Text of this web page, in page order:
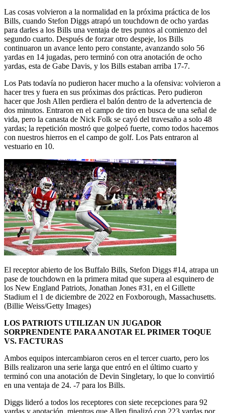
Las cosas volvieron a la normalidad en la próxima práctica de los
Bills, cuando Stefon Diggs atrapó un touchdown de ocho yardas
para darles a los Bills una ventaja de tres puntos al comienzo del
segundo cuarto. Después de forzar otro despeje, los Bills
continuaron un avance lento pero constante, avanzando solo 56
yardas en 14 jugadas, pero terminó con otra anotación de ocho
yardas, esta de Gabe Davis, y los Bills estaban arriba 17-7.
Los Pats todavía no pudieron hacer mucho a la ofensiva: volvieron a
hacer tres y fuera en sus próximas dos prácticas. Pero pudieron
hacer que Josh Allen perdiera el balón dentro de la advertencia de
dos minutos. Entraron en el campo de tiro en busca de una señal de
vida, pero la canasta de Nick Folk se cayó del travesaño a solo 48
yardas; la repetición mostró que golpeó fuerte, como todos hacemos
con nuestros hierros en el campo de golf. Los Pats entraron al
vestuario en 10.
El receptor abierto de los Buffalo Bills, Stefon Diggs #14, atrapa un
pase de touchdown en la primera mitad que supera al esquinero de
los New England Patriots, Jonathan Jones #31, en el Gillette
Stadium el 1 de diciembre de 2022 en Foxborough, Massachusetts.
(Billie Weiss/Getty Images)
LOS PATRIOTS UTILIZAN UN JUGADOR
SORPRENDENTE PARA ANOTAR EL PRIMER TOQUE
VS. FACTURAS
Ambos equipos intercambiaron ceros en el tercer cuarto, pero los
Bills realizaron una serie larga que entró en el último cuarto y
terminó con una anotación de Devin Singletary, lo que lo convirtió
en una ventaja de 24. -7 para los Bills.
Diggs lideró a todos los receptores con siete recepciones para 92
yardas y anotación, mientras que Allen finalizó con 223 yardas por